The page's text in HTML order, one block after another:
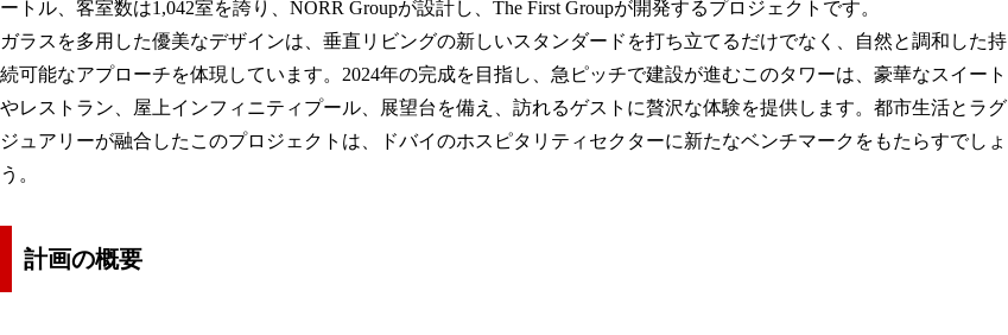
ートル、客室数は1,042室を誇り、NORR Groupが設計し、The First Groupが開発するプロジェクトです。
ガラスを多用した優美なデザインは、垂直リビングの新しいスタンダードを打ち立てるだけでなく、自然と調和した持
続可能なアプローチを体現しています。2024年の完成を目指し、急ピッチで建設が進むこのタワーは、豪華なスイート
やレストラン、屋上インフィニティプール、展望台を備え、訪れるゲストに贅沢な体験を提供します。都市生活とラグ
ジュアリーが融合したこのプロジェクトは、ドバイのホスピタリティセクターに新たなベンチマークをもたらすでしょ
う。
計画の概要